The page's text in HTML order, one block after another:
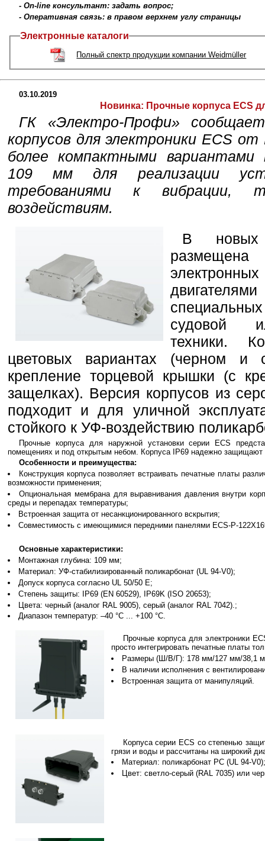
- On-line консультант: задать вопрос;
- Оперативная связь: в правом верхнем углу страницы
Электронные каталоги
Полный спектр продукции компании Weidmüller
03.10.2019
Новинка: Прочные корпуса ECS
ГК «Электро-Профи»
корпусов для электроники ECS
более компактными вариантами
109 мм для реализации
требованиями к вибрации,
воздействиям.
В новых
судовой
техники.
цветовых вариантах (черном
крепление торцевой крышки (с
защелках). Версия корпусов из
подходит и для уличной
стойкого к УФ-воздействию
Прочные корпуса для наружной установки серии ECS
помещениях и под открытым небом. Корпуса IP69 надежно защищают
Особенности и преимущества:
Конструкция корпуса позволяет встраивать печатные платы
возможности применения;
Опциональная мембрана для выравнивания давления внутри
среды и перепадах температуры;
Встроенная защита от несанкционированного вскрытия;
Совместимость с имеющимися передними панелями ECS-P-
Основные характеристики:
Монтажная глубина: 109 мм;
Материал: УФ-стабилизированный поликарбонат (UL 94-V0);
Допуск корпуса согласно UL 50/50 E;
Степень защиты: IP69 (EN 60529), IP69K (ISO 20653);
Цвета: черный (аналог RAL 9005), серый (аналог RAL 7042).;
Диапазон температур: –40 °C ... +100 °C.
Прочные корпуса для электроники
просто интегрировать печатные платы
Размеры (Ш/В/Г): 178 мм/127 мм/38,1
В наличии исполнения с
Встроенная защита от манипуляций.
Корпуса серии ECS со степенью
грязи и воды и рассчитаны на широкий
Материал: поликарбонат PC (UL 94-
Цвет: светло-серый (RAL 7035) или